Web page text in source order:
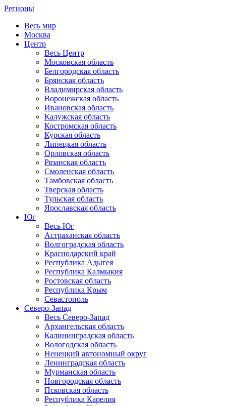
Регионы
Весь мир
Москва
Центр
Весь Центр
Московская область
Белгородская область
Брянская область
Владимирская область
Воронежская область
Ивановская область
Калужская область
Костромская область
Курская область
Липецкая область
Орловская область
Рязанская область
Смоленская область
Тамбовская область
Тверская область
Тульская область
Ярославская область
Юг
Весь Юг
Астраханская область
Волгоградская область
Краснодарский край
Республика Адыгея
Республика Калмыкия
Ростовская область
Республика Крым
Севастополь
Северо-Запад
Весь Северо-Запад
Архангельская область
Калининградская область
Вологодская область
Ненецкий автономный округ
Ленинградская область
Мурманская область
Новгородская область
Псковская область
Республика Карелия